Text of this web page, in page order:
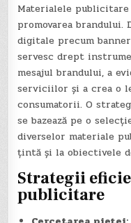
Materialele
promovarea
digitale precum
servesc drept
mesajul brandului, a
serviciilor și a crea o
consumatorii. O
se bazează pe o
diverselor materiale
țintă și la obiectivele
Strategii
publicitare